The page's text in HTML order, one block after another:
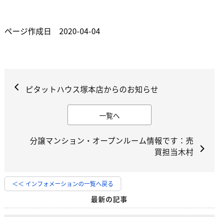
ページ作成日 2020-04-04
ピタットハウス塚本店からのお知らせ
一覧へ
分譲マンション・オープンルーム情報です：売
買担当木村
＜＜ インフォメーションの一覧へ戻る
最新の記事